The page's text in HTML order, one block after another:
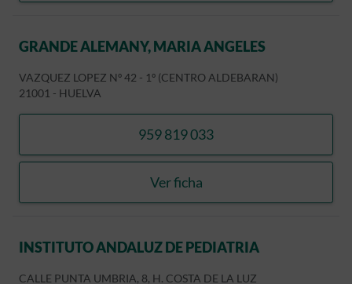
GRANDE ALEMANY, MARIA ANGELES
VAZQUEZ LOPEZ Nº 42 - 1º (CENTRO ALDEBARAN)
21001 - HUELVA
959 819 033
llamar GRANDE ALEMANY,
Ver ficha
GRANDE ALEMANY,
INSTITUTO ANDALUZ DE PEDIATRIA
CALLE PUNTA UMBRIA, 8, H. COSTA DE LA LUZ